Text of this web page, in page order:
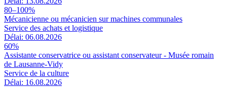
80–100%
Mécanicienne ou mécanicien sur machines communales
Service des achats et logistique
Délai: 06.08.2026
60%
Assistante conservatrice ou assistant conservateur - Musée romain
de Lausanne-Vidy
Service de la culture
Délai: 16.08.2026